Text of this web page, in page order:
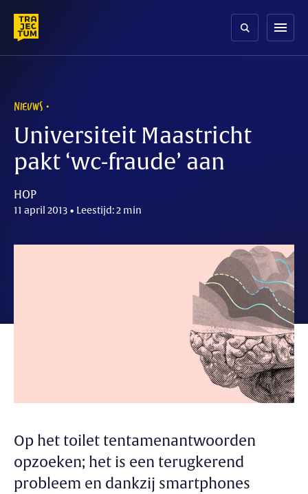
content
menu
NIEUWS
Universiteit Maastricht
pakt ‘wc-fraude’ aan
HOP
11 april 2013 • Leestijd: 2 min
Op het toilet tentamenantwoorden
opzoeken; het is een terugkerend
probleem en dankzij smartphones